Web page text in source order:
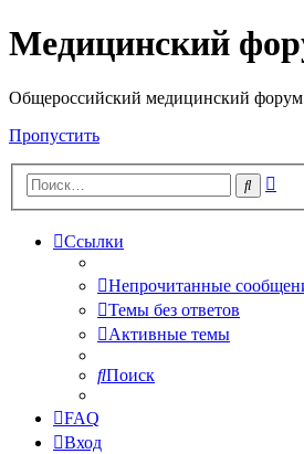
Медицинский
Общероссийский медицинский форум:
Пропустить
Поиск
Ссылки
Непрочитанные
Темы без ответов
Активные темы
Поиск
FAQ
Вход